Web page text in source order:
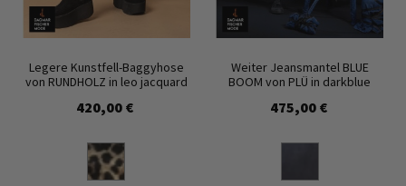
Legere Kunstfell-Baggyhose
von RUNDHOLZ in leo jacquard
420,00 €
Weiter Jeansmantel BLUE
BOOM von PLÜ in darkblue
475,00 €